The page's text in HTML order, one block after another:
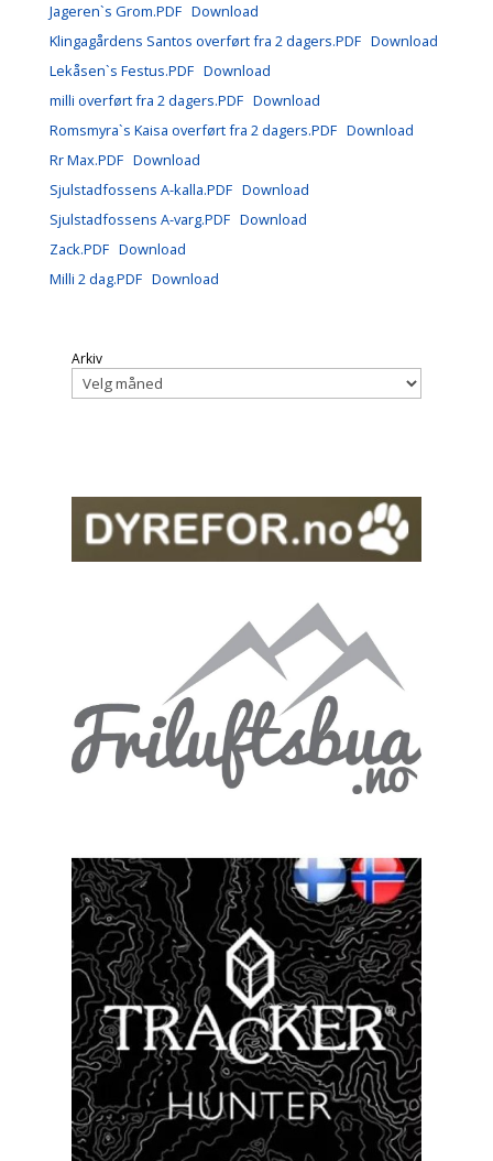
Jageren`s Grom.PDF Download
Klingagårdens Santos overført fra 2 dagers.PDF Download
Lekåsen`s Festus.PDF Download
milli overført fra 2 dagers.PDF Download
Romsmyra`s Kaisa overført fra 2 dagers.PDF Download
Rr Max.PDF Download
Sjulstadfossens A-kalla.PDF Download
Sjulstadfossens A-varg.PDF Download
Zack.PDF Download
Milli 2 dag.PDF Download
Arkiv